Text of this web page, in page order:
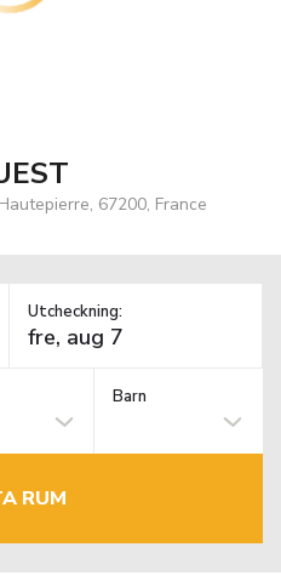
67200, France
Utcheckning:
Barn
RUM